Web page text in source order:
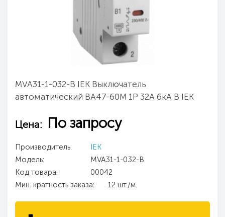
MVA31-1-032-B IEK Выключатель
автоматический ВА47-60M 1Р 32А 6кА B IEK
Цена: По запросу
Производитель:
IEK
Модель:
MVA31-1-032-B
Код товара:
00042
Мин. кратность заказа:
12 шт./м.